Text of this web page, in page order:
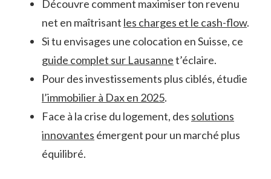
Découvre comment maximiser ton revenu
net en maîtrisant les charges et le cash-flow.
Si tu envisages une colocation en Suisse, ce
guide complet sur Lausannet’éclaire.
Pour des investissements plus ciblés, étudie
l’immobilier à Dax en 2025.
Face à la crise du logement, des solutions
innovantes émergent pour un marché plus
équilibré.